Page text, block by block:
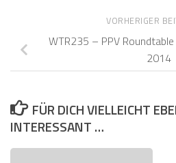
VORHERIGER
WTR235 – PPV
2014
FÜR DICH VIELLEICHT
INTERESSANT …